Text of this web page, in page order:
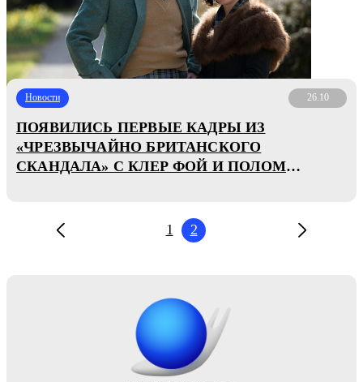
Новости 26.10
ПОЯВИЛИСЬ ПЕРВЫЕ КАДРЫ ИЗ
«ЧРЕЗВЫЧАЙНО БРИТАНСКОГО
СКАНДАЛА» С КЛЕР ФОЙ И ПОЛОМ
1 2